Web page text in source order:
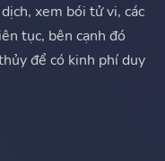
xem bói tử vi, các
tục, bên cạnh đó
để có kinh phí duy